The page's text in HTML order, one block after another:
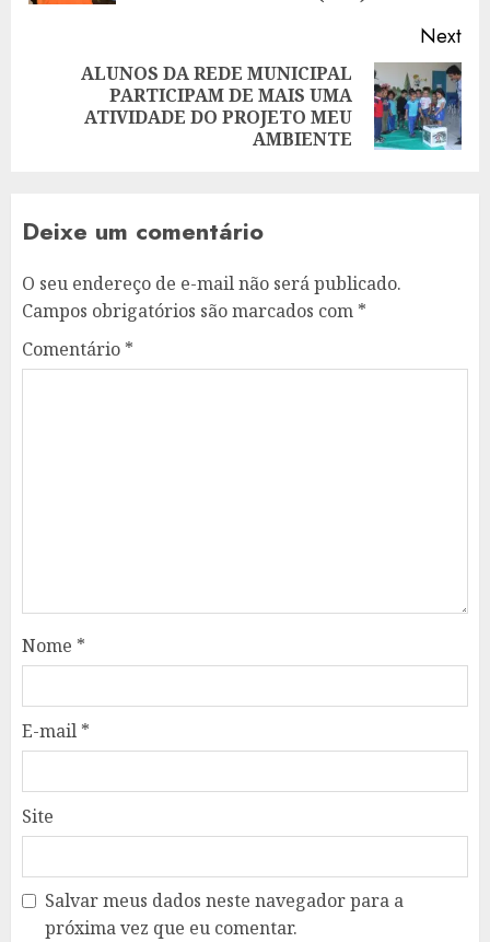
Next
ALUNOS DA REDE MUNICIPAL
PARTICIPAM DE MAIS UMA
ATIVIDADE DO PROJETO MEU
AMBIENTE
Deixe um comentário
O seu endereço de e-mail não será publicado.
Campos obrigatórios são marcados com *
Comentário *
Nome *
E-mail *
Site
Salvar meus dados neste navegador para a
próxima vez que eu comentar.